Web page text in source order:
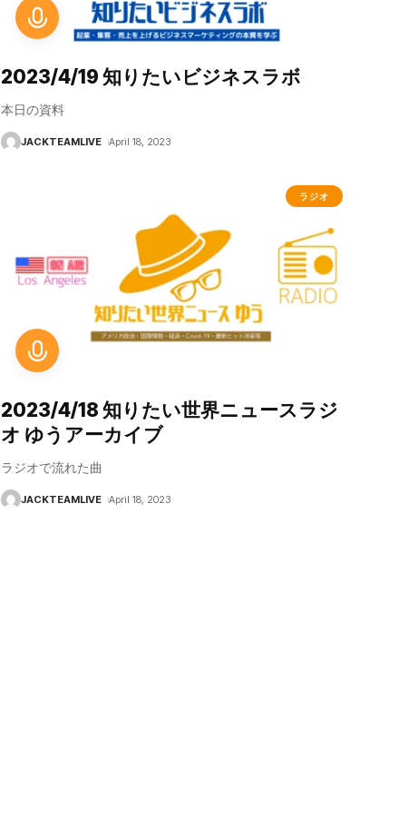
2023/4/19 知りたいビジネスラボ
本日の資料
JACKTEAMLIVE April 18, 2023
ラジオ
2023/4/18 知りたい世界ニュースラジ
オ ゆうアーカイブ
ラジオで流れた曲
JACKTEAMLIVE April 18, 2023